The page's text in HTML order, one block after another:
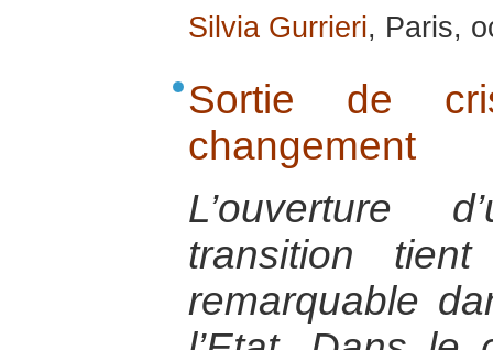
Silvia Gurrieri, Paris,
Sortie de
changement
L’ouverture
transition
remarquable